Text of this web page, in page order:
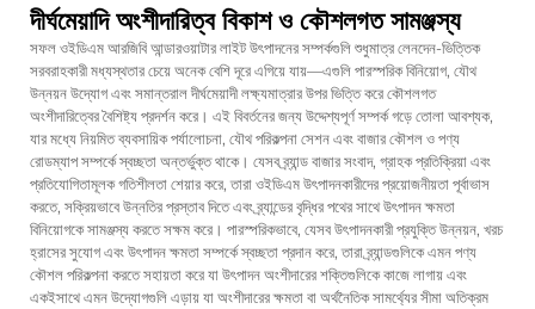
দীর্ঘমেয়াদি অংশীদারিত্ব বিকাশ ও কৌশলগত সামঞ্জস্য
সফল ওইডিএম আরজিবি আন্ডারওয়াটার লাইট উৎপাদনের সম্পর্কগুলি শুধুমাত্র লেনদেন-ভিত্তিক
সরবরাহকারী মধ্যস্থতার চেয়ে অনেক বেশি দূরে এগিয়ে যায়—এগুলি পারস্পরিক বিনিয়োগ, যৌথ
উন্নয়ন উদ্যোগ এবং সমান্তরাল দীর্ঘমেয়াদী লক্ষ্যমাত্রার উপর ভিত্তি করে কৌশলগত
অংশীদারিত্বের বৈশিষ্ট্য প্রদর্শন করে। এই বিবর্তনের জন্য উদ্দেশ্যপূর্ণ সম্পর্ক গড়ে তোলা আবশ্যক,
যার মধ্যে নিয়মিত ব্যবসায়িক পর্যালোচনা, যৌথ পরিকল্পনা সেশন এবং বাজার কৌশল ও পণ্য
রোডম্যাপ সম্পর্কে স্বচ্ছতা অন্তর্ভুক্ত থাকে। যেসব ব্র্যান্ড বাজার সংবাদ, গ্রাহক প্রতিক্রিয়া এবং
প্রতিযোগিতামূলক গতিশীলতা শেয়ার করে, তারা ওইডিএম উৎপাদনকারীদের প্রয়োজনীয়তা পূর্বাভাস
করতে, সক্রিয়ভাবে উন্নতির প্রস্তাব দিতে এবং ব্র্যান্ডের বৃদ্ধির পথের সাথে উৎপাদন ক্ষমতা
বিনিয়োগকে সামঞ্জস্য করতে সক্ষম করে। পারস্পরিকভাবে, যেসব উৎপাদনকারী প্রযুক্তি উন্নয়ন, খরচ
হ্রাসের সুযোগ এবং উৎপাদন ক্ষমতা সম্পর্কে স্বচ্ছতা প্রদান করে, তারা ব্র্যান্ডগুলিকে এমন পণ্য
কৌশল পরিকল্পনা করতে সহায়তা করে যা উৎপাদন অংশীদারের শক্তিগুলিকে কাজে লাগায় এবং
একইসাথে এমন উদ্যোগগুলি এড়ায় যা অংশীদারের ক্ষমতা বা অর্থনৈতিক সামর্থ্যের সীমা অতিক্রম